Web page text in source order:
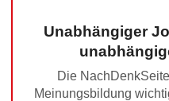
Unabhängiger
Die
Meinungsbildung